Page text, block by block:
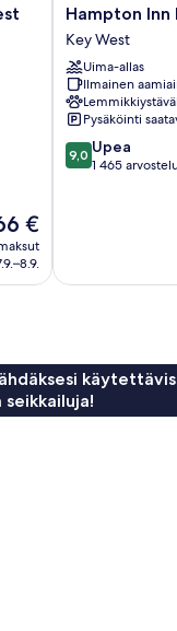
€
€
Hampton
Inn
Key
West
FL
Key
West
Hampton Inn
Key West
Uima-allas
Ilmainen
Pysäköinti
9.0
kautta
9,0 Upea
1 465
seikkailuja!